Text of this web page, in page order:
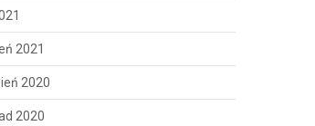
2021
2020
2020